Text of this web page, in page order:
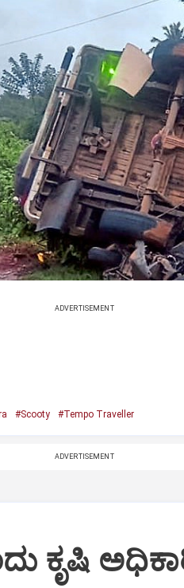
ADVERTISEMENT
#Scooty #Tempo Traveller
ADVERTISEMENT
ಕೃಷಿ